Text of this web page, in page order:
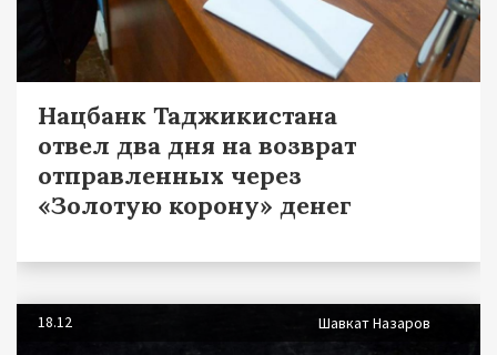
Нацбанк Таджикистана
отвел два дня на возврат
отправленных через
«Золотую корону» денег
18.12 Шавкат Назаров